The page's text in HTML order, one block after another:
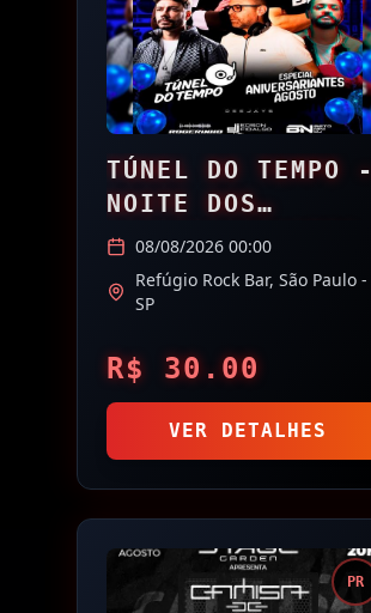
TÚNEL DO TEMPO -
NOITE DOS
ANIVERSARIANTES
DE AGOSTO
08/08/2026 00:00
Refúgio Rock Bar, São Paulo -
SP
R$ 30.00
VER DETALHES
PR